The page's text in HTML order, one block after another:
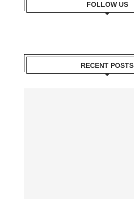
FOLLOW US
RECENT POSTS